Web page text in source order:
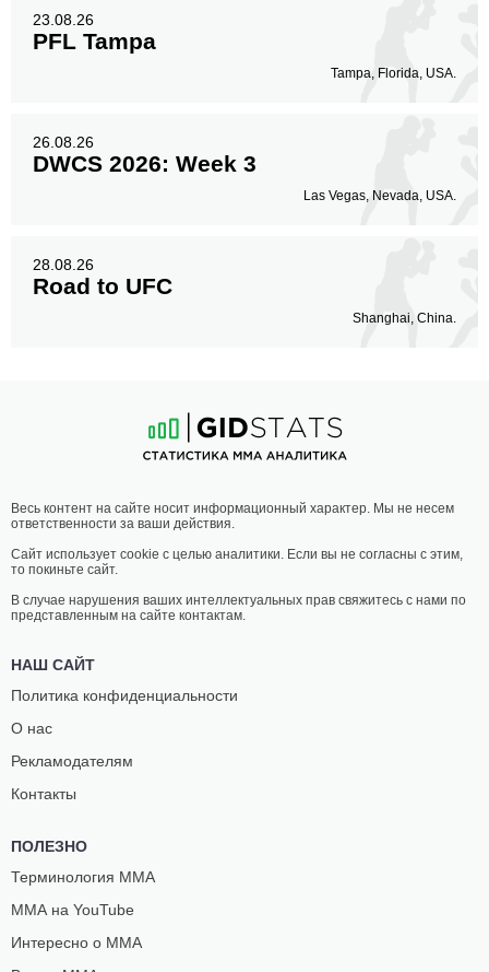
23.08.26
PFL Tampa
Tampa, Florida, USA.
26.08.26
DWCS 2026: Week 3
Las Vegas, Nevada, USA.
28.08.26
Road to UFC
Shanghai, China.
Весь контент на сайте носит информационный характер. Мы не несем
ответственности за ваши действия.
Сайт использует cookie с целью аналитики. Если вы не согласны с этим,
то покиньте сайт.
В случае нарушения ваших интеллектуальных прав свяжитесь с нами по
представленным на сайте контактам.
НАШ САЙТ
Политика конфиденциальности
О нас
Рекламодателям
Контакты
ПОЛЕЗНО
Терминология ММА
ММА на YouTube
Интересно о ММА